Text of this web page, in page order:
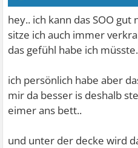
hey.. ich kann das SOO
sitze ich auch immer
das gefühl habe ich
ich persönlich habe aber
mir da besser is deshalb
eimer ans bett..
und unter der decke wird